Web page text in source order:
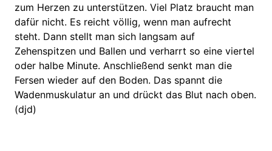
zum Herzen zu unterstützen. Viel Platz braucht man
dafür nicht. Es reicht völlig, wenn man aufrecht
steht. Dann stellt man sich langsam auf
Zehenspitzen und Ballen und verharrt so eine viertel
oder halbe Minute. Anschließend senkt man die
Fersen wieder auf den Boden. Das spannt die
Wadenmuskulatur an und drückt das Blut nach oben.
(djd)